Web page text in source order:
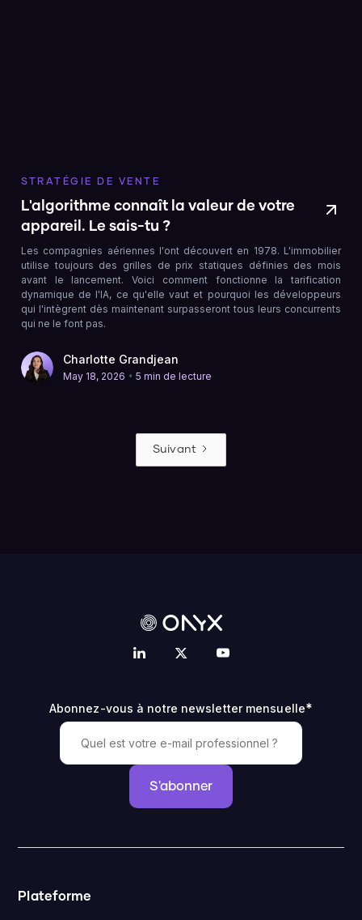
STRATÉGIE DE VENTE
L'algorithme connaît la valeur de votre
appareil. Le sais-tu ?
Les compagnies aériennes l'ont découvert en 1978. L'immobilier
utilise toujours des grilles de prix statiques définies des mois
avant le lancement. Voici comment fonctionne la tarification
dynamique de l'IA, ce qu'elle vaut et pourquoi les développeurs
qui l'intègrent dès maintenant surpasseront tous leurs concurrents
qui ne le font pas.
Charlotte Grandjean
May 18, 2026 • 5 min de lecture
Suivant
Abonnez-vous à notre newsletter mensuelle*
S'abonner
Plateforme